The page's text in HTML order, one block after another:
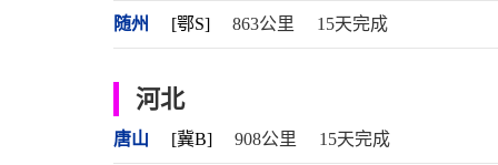
随州 [鄂S] 863公里 15天完成
河北
唐山 [冀B] 908公里 15天完成